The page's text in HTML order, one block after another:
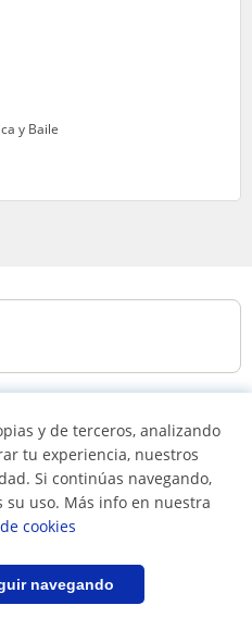
y Baile
Guitarra
Canto
Baile
Técnica vocal
y de terceros, analizando
tu experiencia, nuestros
Si continúas navegando,
su uso. Más info en nuestra
cookies
navegando